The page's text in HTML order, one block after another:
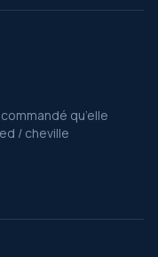
qu’elle
/ cheville